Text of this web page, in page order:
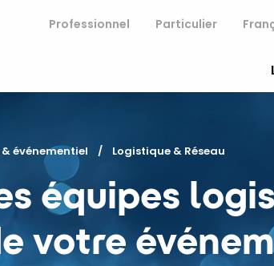
Professionnel Particulier
événementiel Current:
Logistique & Réseau
équipes
votre